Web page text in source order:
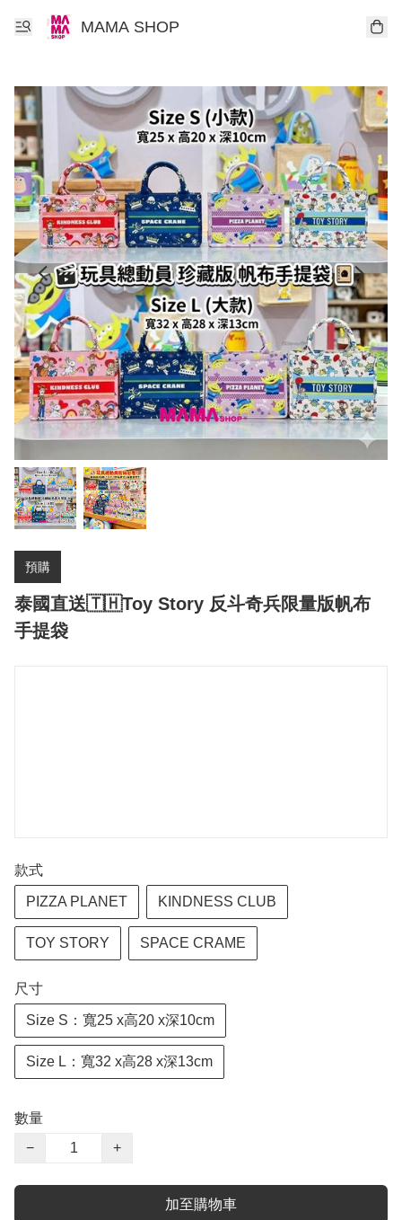
MAMA SHOP
預購
泰國直送🇹🇭Toy Story 反斗奇兵限量版帆布
手提袋
款式
PIZZA PLANET KINDNESS CLUB
TOY STORY SPACE CRAME
尺寸
Size S：寬25 x高20 x深10cm
Size L：寬32 x高28 x深13cm
數量
−
+
加至購物車